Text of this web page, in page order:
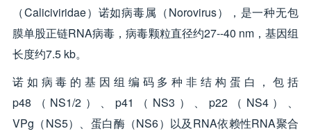
（Caliciviridae）诺如病毒属（Norovirus），是一种无包
膜单股正链RNA病毒，病毒颗粒直径约27--40 nm，基因组
长度约7.5 kb。
诺如病毒的基因组编码多种非结构蛋白，包括
p48（NS1/2）、p41（NS3）、p22（NS4）、
VPg（NS5）、蛋白酶（NS6）以及RNA依赖性RNA聚合